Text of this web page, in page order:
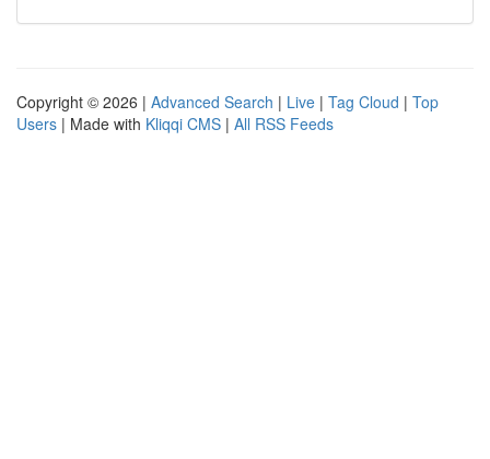
Copyright © 2026 | Advanced Search | Live | Tag Cloud | Top
Users | Made with Kliqqi CMS | All RSS Feeds